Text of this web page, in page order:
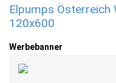
Elpumps Österreich
120x600
Werbebanner